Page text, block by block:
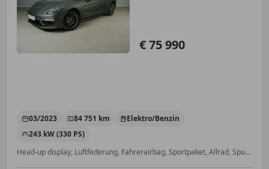
€ 75 990
03/2023 84 751 km
Elektro/Benzin
243 kW (330 PS)
Head-up display, Luftfederung, Fahrerairbag, Sportpaket, Allrad, Spurhalteassistent, Sitzbelüftung, Sitzheizung